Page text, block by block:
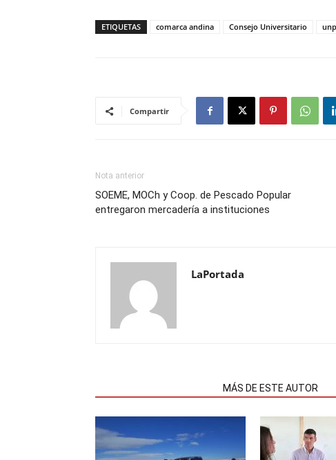
ETIQUETAS comarca andina Consejo Universitario
Compartir
Nota anterior
SOEME, MOCh y Coop. de Pescado Popular
entregaron mercadería a instituciones
LaPortada
MÁS DE ESTE AUTOR